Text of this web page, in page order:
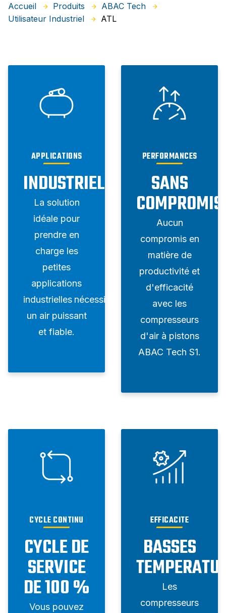
Accueil Produits
ABAC Tech
Utilisateur Industriel
ATL
APPLICATIONS
INDUSTRIELLES
La solution
idéale pour
prendre en
charge les
petites
applications
industrielles nécessitant
un air puissant
et fiable.
PERFORMANCES
SANS
COMPROMIS
Aucun
compromis en
matière de
productivité et
d'efficacité
avec les
compresseurs
d'air à pistons
ABAC Tech S1.
CYCLE CONTINU
CYCLE DE
SERVICE
DE 100 %
Vous pouvez
EFFICACITE
BASSES
Les
compresseurs